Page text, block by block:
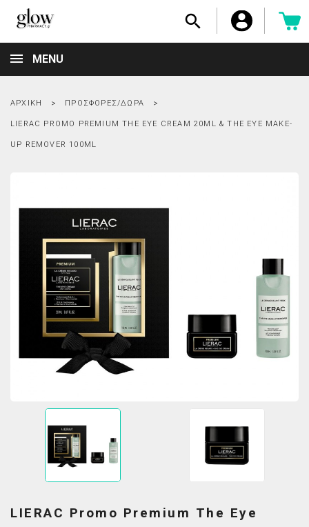

MENU
ΑΡΧΙΚΉ ΠΡΟΣΦΟΡΈΣ/ΔΏΡΑ
LIERAC PROMO PREMIUM THE EYE CREAM 20ML & THE EYE MAKE-
UP REMOVER 100ML
LIERAC Promo Premium The Eye